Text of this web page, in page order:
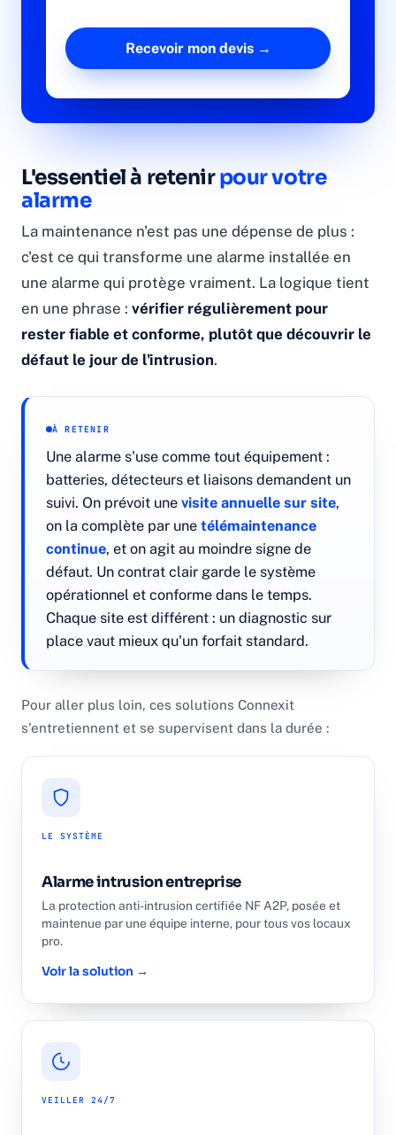
L'essentiel à retenirpour votre
alarme
La maintenance n'est pas une dépense de plus :
c'est ce qui transforme une alarme installée en
une alarme qui protège vraiment. La logique tient
en une phrase : vérifier régulièrement pour
rester fiable et conforme, plutôt que découvrir le
défaut le jour de l'intrusion.
À RETENIR
Une alarme s'use comme tout équipement :
batteries, détecteurs et liaisons demandent un
suivi. On prévoit une visite annuelle sur site,
on la complète par une télémaintenance
continue, et on agit au moindre signe de
défaut. Un contrat clair garde le système
opérationnel et conforme dans le temps.
Chaque site est différent : un diagnostic sur
place vaut mieux qu'un forfait standard.
Pour aller plus loin, ces solutions Connexit
s'entretiennent et se supervisent dans la durée :
LE SYSTÈME
Alarme intrusion entreprise
La protection anti-intrusion certifiée NF A2P, posée et
maintenue par une équipe interne, pour tous vos locaux
pro.
Voir la solution →
VEILLER 24/7